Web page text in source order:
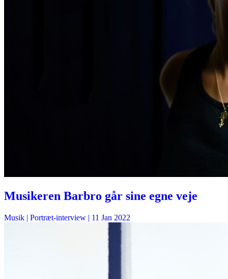
Musikeren Barbro går sine egne veje
Musik | Portræt-interview | 11 Jan 2022